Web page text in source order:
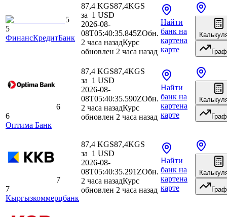
5
5
ФинансКредитБанк
87,4 KGS87,4KGS
за 1 USD
2026-08-
08T05:40:35.845ZОбн.
2 часа назадКурс
обновлен 2 часа назад
Найти
банк на
картена
карте
6
6
Оптима Банк
87,4 KGS87,4KGS
за 1 USD
2026-08-
08T05:40:35.590ZОбн.
2 часа назадКурс
обновлен 2 часа назад
Найти
банк на
картена
карте
7
7
Кыргызкоммерцбанк
87,4 KGS87,4KGS
за 1 USD
2026-08-
08T05:40:35.291ZОбн.
2 часа назадКурс
обновлен 2 часа назад
Найти
банк на
картена
карте